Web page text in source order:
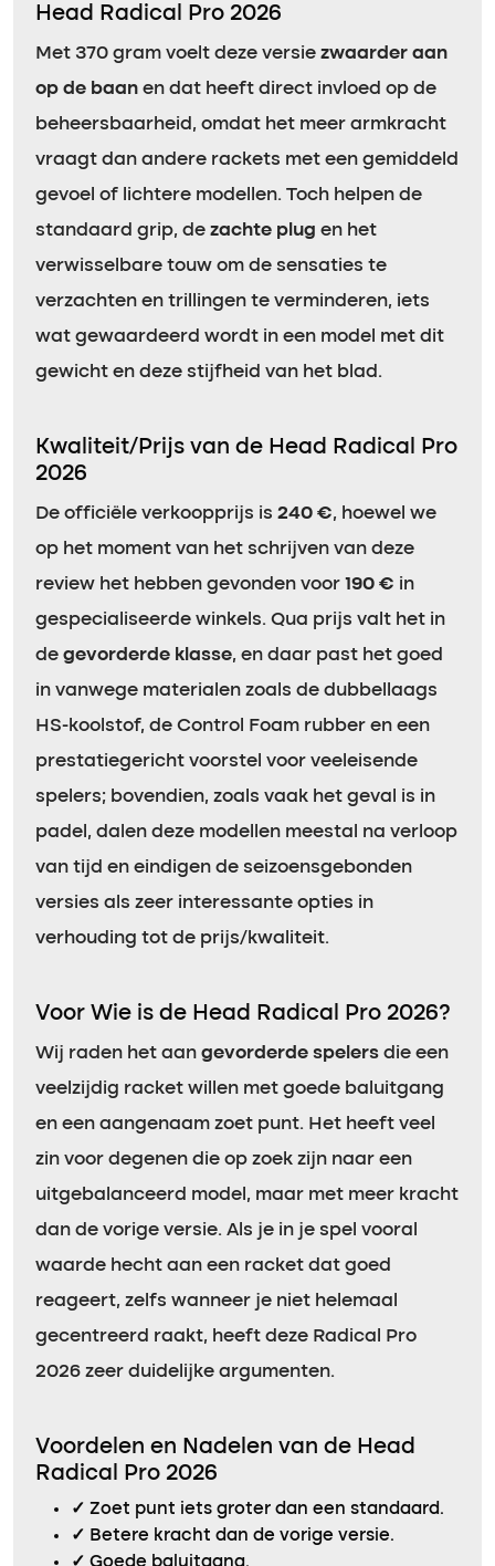
Head Radical Pro 2026
Met 370 gram voelt deze versie zwaarder aan
op de baan en dat heeft direct invloed op de
beheersbaarheid, omdat het meer armkracht
vraagt dan andere rackets met een gemiddeld
gevoel of lichtere modellen. Toch helpen de
standaard grip, de zachte plug en het
verwisselbare touw om de sensaties te
verzachten en trillingen te verminderen, iets
wat gewaardeerd wordt in een model met dit
gewicht en deze stijfheid van het blad.
Kwaliteit/Prijs van de Head Radical Pro
2026
De officiële verkoopprijs is 240 €, hoewel we
op het moment van het schrijven van deze
review het hebben gevonden voor 190 € in
gespecialiseerde winkels. Qua prijs valt het in
de gevorderde klasse, en daar past het goed
in vanwege materialen zoals de dubbellaags
HS-koolstof, de Control Foam rubber en een
prestatiegericht voorstel voor veeleisende
spelers; bovendien, zoals vaak het geval is in
padel, dalen deze modellen meestal na verloop
van tijd en eindigen de seizoensgebonden
versies als zeer interessante opties in
verhouding tot de prijs/kwaliteit.
Voor Wie is de Head Radical Pro 2026?
Wij raden het aan gevorderde spelers die een
veelzijdig racket willen met goede baluitgang
en een aangenaam zoet punt. Het heeft veel
zin voor degenen die op zoek zijn naar een
uitgebalanceerd model, maar met meer kracht
dan de vorige versie. Als je in je spel vooral
waarde hecht aan een racket dat goed
reageert, zelfs wanneer je niet helemaal
gecentreerd raakt, heeft deze Radical Pro
2026 zeer duidelijke argumenten.
Voordelen en Nadelen van de Head
Radical Pro 2026
✓ Zoet punt iets groter dan een standaard.
✓ Betere kracht dan de vorige versie.